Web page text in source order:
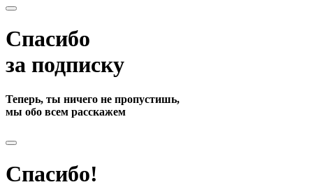
Спасибо
за подписку
Теперь, ты ничего не пропустишь,
мы обо всем расскажем
Спасибо!